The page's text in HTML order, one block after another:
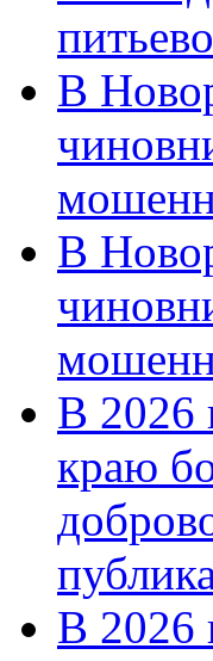
В
В
В 2026
краю
В 2026